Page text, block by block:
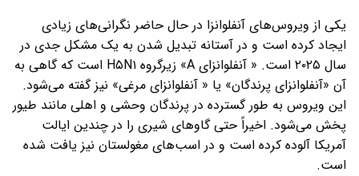
یکی از ویروس‌های آنفلوانزا در حال حاضر نگرانی‌های زیادی
ایجاد کرده است و در آستانه تبدیل شدن به یک مشکل جدی در
سال ۲۰۲۵ است. « آنفلوانزای A» زیرگروه H۵N۱ است که گاهی به
آن «آنفلوانزای پرندگان» یا « آنفلوانزای مرغی» نیز گفته می‌شود.
این ویروس به طور گسترده در پرندگان وحشی و اهلی مانند طیور
پخش می‌شود. اخیراً حتی گاوهای شیری را در چندین ایالت
آمریکا آلوده کرده است و در اسب‌های مغولستان نیز یافت شده
است.